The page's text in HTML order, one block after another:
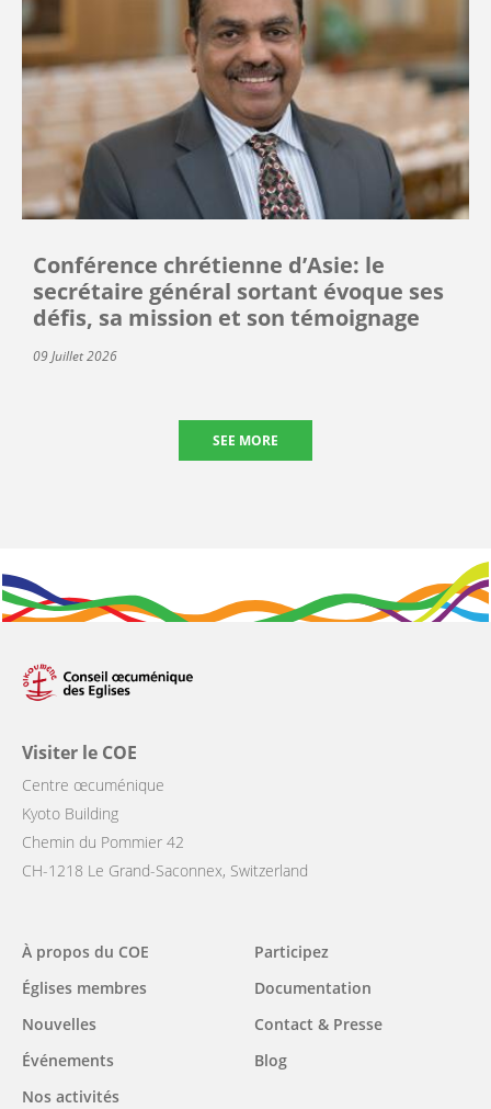
Conférence chrétienne d’Asie: le
secrétaire général sortant évoque ses
défis, sa mission et son témoignage
09 Juillet 2026
SEE MORE
Visiter le COE
Centre œcuménique
Kyoto Building
Chemin du Pommier 42
CH-1218 Le Grand-Saconnex, Switzerland
Main
navigation
À propos du COE
Églises membres
Nouvelles
Événements
Nos activités
Participez
Documentation
Contact & Presse
Blog